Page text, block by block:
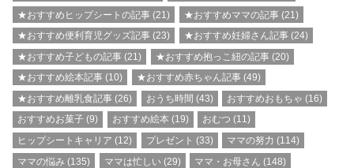
★おすすめヒップシートの記事 (21) ★おすすめママの記事(21)
★おすすめ便利育児グッズ記事 (23) ★おすすめ妊婦さん記事(24)
★おすすめ子どもの記事 (21) ★おすすめ抱っこ紐の記事(20)
★おすすめ絵本記事 (10) ★おすすめ赤ちゃん記事(49)
★おすすめ離乳食記事 (26) おうち時間 (43) おすすめおもちゃ (16)
おすすめお菓子 (9) おすすめ絵本 (19) おむつ (11)
ヒップシートキャリア (12) プレゼント (33) ママの努力 (114)
ママの悩み (135) ママは忙しい(29) ママ・お母さん (148)